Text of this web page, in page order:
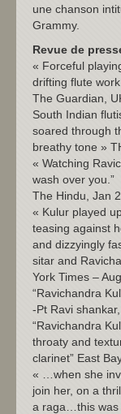
une chanson
Grammy.
Revue de
« Forceful
drifting flute
The Guardian,
South Indian
soared through
breathy tone »
« Watching
wash over you.”
The Hindu, Jan
« Kulur played
teasing against
and dizzyingly
sitar and
York Times –
“Ravichandra
-Pt Ravi
“Ravichandra
throaty and
clarinet” East
« …when she
join her, on a
a raga…this was